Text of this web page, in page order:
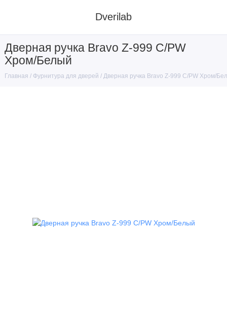
Dverilab
Дверная ручка Bravo Z-999 C/PW
Хром/Белый
Главная Фурнитура для дверей Дверная ручка Bravo Z-999 C/PW Хром/